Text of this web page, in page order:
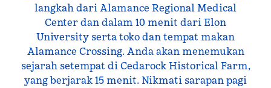
langkah dari Alamance Regional Medical
Center dan dalam 10 menit dari Elon
University serta toko dan tempat makan
Alamance Crossing. Anda akan menemukan
sejarah setempat di Cedarock Historical Farm,
yang berjarak 15 menit. Nikmati sarapan pagi